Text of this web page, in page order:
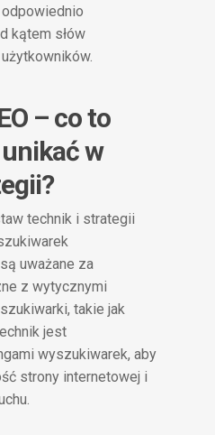
kątem słów
– co to
w
technik i strategii
uważane za
z wytycznymi
takie jak
jest
wyszukiwarek, aby
strony internetowej i